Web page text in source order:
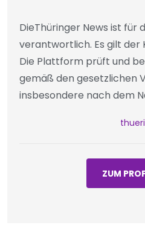
DieThüringer News ist für
verantwortlich. Es gilt der
Die Plattform prüft und
gemäß den gesetzlichen
insbesondere nach dem
ZUM